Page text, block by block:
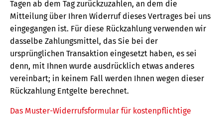
Tagen ab dem Tag zurückzuzahlen, an dem die
Mitteilung über Ihren Widerruf dieses Vertrages bei uns
eingegangen ist. Für diese Rückzahlung verwenden wir
dasselbe Zahlungsmittel, das Sie bei der
ursprünglichen Transaktion eingesetzt haben, es sei
denn, mit Ihnen wurde ausdrücklich etwas anderes
vereinbart; in keinem Fall werden Ihnen wegen dieser
Rückzahlung Entgelte berechnet.
Das Muster-Widerrufsformular für kostenpflichtige